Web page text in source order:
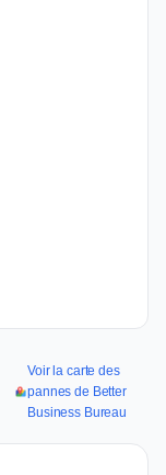
Voir la carte des
pannes de Better
Business Bureau